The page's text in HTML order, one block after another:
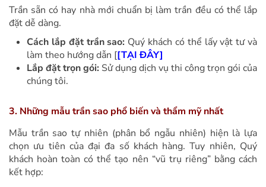
Trần sẵn có hay nhà mới chuẩn bị làm trần đều có thể lắp
đặt dễ dàng.
Cách lắp đặt trần sao: Quý khách có thể lấy vật tư và
làm theo hướng dẫn [[TẠI ĐÂY]
Lắp đặt trọn gói: Sử dụng dịch vụ thi công trọn gói của
chúng tôi.
3. Những mẫu trần sao phổ biến và thẩm mỹ nhất
Mẫu trần sao tự nhiên (phân bổ ngẫu nhiên) hiện là lựa
chọn ưu tiên của đại đa số khách hàng. Tuy nhiên, Quý
khách hoàn toàn có thể tạo nên “vũ trụ riêng” bằng cách
kết hợp: